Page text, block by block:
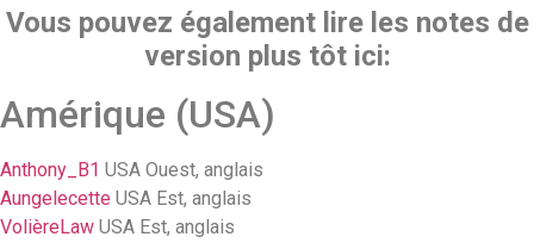
Vous pouvez également lire les notes de
version plus tôt ici:
Amérique (USA)
Anthony_B1 USA Ouest, anglais
Aungelecette USA Est, anglais
VolièreLaw USA Est, anglais